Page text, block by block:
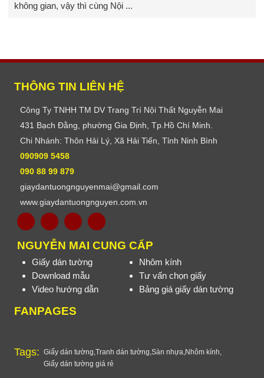
không gian, vậy thì cùng Nội ...
THÔNG TIN LIÊN HỆ
Công Ty TNHH TM DV Trang Trí Nội Thất Nguyễn Mai
431 Bạch Đằng, phường Gia Định, Tp.Hồ Chí Minh.
Chi Nhánh: Thôn Hải Lý, Xã Hải Tiến, Tỉnh Ninh Bình
090909 5458
090 88 99 879
giaydantuongnguyenmai@gmail.com
www.giaydantuongnguyen.com.vn
NGUYỄN MAI CUNG CẤP
Giấy dán tường
Nhôm kính
Download mẫu
Tư vấn chọn giấy
Video hướng dẫn
Bảng giá giấy dán tường
FANPAGES
Tags: Giấy dán tường Tranh dán tường ,Sàn nhựa Nhôm kính
Giấy dán tường giá rẻ